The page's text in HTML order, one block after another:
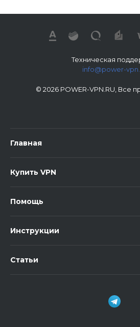
Техническая
info@power-
© 2026 POWER-VPN.RU, Все
Главная
Купить VPN
Помощь
Инструкции
Статьи